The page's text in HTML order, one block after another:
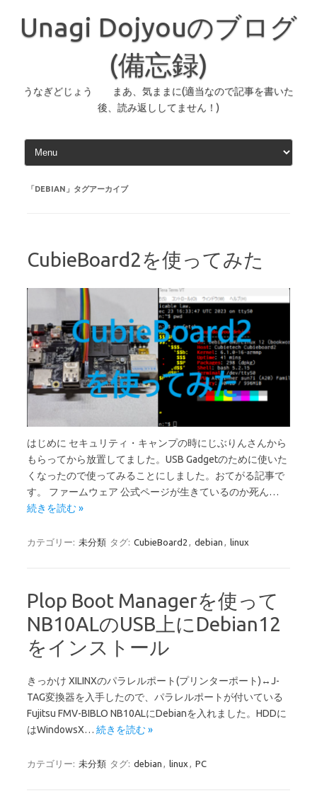
ン
プ
Unagi Dojyouのブログ
(備忘録)
うなぎどじょう まあ、気ままに(適当なので記事を書いた
後、読み返ししてません！)
「DEBIAN 」タグアーカイブ
CubieBoard2を使ってみた
はじめに セキュリティ・キャンプの時にじぶりんさんから
もらってから放置してました。USB Gadgetのために使いた
くなったので使ってみることにしました。おてがる記事で
す。 ファームウェア 公式ページが生きているのか死ん…
続きを読む »
カテゴリー: 未分類 タグ: CubieBoard2 debian linux
Plop Boot Managerを使って
NB10ALのUSB上にDebian12
をインストール
きっかけ XILINXのパラレルポート(プリンターポート)↔J-
TAG変換器を入手したので、パラレルポートが付いている
Fujitsu FMV-BIBLO NB10ALにDebianを入れました。HDDに
はWindowsX… 続きを読む »
カテゴリー: 未分類 タグ: debian linux PC